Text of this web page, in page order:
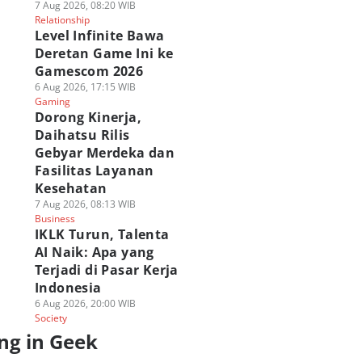
7 Aug 2026, 08:20 WIB
Relationship
Level Infinite Bawa
Deretan Game Ini ke
Gamescom 2026
6 Aug 2026, 17:15 WIB
Gaming
Dorong Kinerja,
Daihatsu Rilis
Gebyar Merdeka dan
Fasilitas Layanan
Kesehatan
7 Aug 2026, 08:13 WIB
Business
IKLK Turun, Talenta
AI Naik: Apa yang
Terjadi di Pasar Kerja
Indonesia
6 Aug 2026, 20:00 WIB
Society
in Geek